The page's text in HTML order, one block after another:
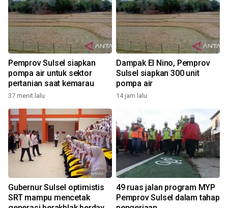
Pemprov Sulsel siapkan
pompa air untuk sektor
pertanian saat kemarau
37 menit lalu
Dampak El Nino, Pemprov
Sulsel siapkan 300 unit
pompa air
14 jam lalu
Gubernur Sulsel optimistis
SRT mampu mencetak
49 ruas jalan program MYP
Pemprov Sulsel dalam tahap